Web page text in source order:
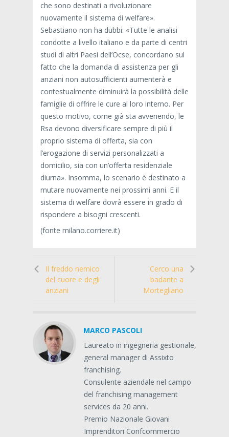
che sono destinati a rivoluzionare
nuovamente il sistema di welfare».
Sebastiano non ha dubbi: «Tutte le analisi
condotte a livello italiano e da parte di centri
studi di altri Paesi dell’Ocse, concordano sul
fatto che la domanda di assistenza per gli
anziani non autosufficienti aumenterà e
contestualmente diminuirà la possibilità delle
famiglie di offrire le cure al loro interno. Per
questo motivo, come già sta avvenendo, le
Rsa devono diversificare sempre di più il
proprio sistema di offerta, sia con
l’erogazione di servizi personalizzati a
domicilio, sia con un’offerta residenziale
diurna». Insomma, lo scenario è destinato a
mutare nuovamente nei prossimi anni. E il
sistema di welfare dovrà essere in grado di
rispondere a bisogni crescenti.
(fonte milano.corriere.it)
Il freddo nemico
del cuore e degli
anziani
Cerco una
badante a
Mortegliano
MARCO PASCOLI
Laureato in ingegneria gestionale,
general manager di Assixto
franchising.
Consulente aziendale nel campo
del franchising management
services da 20 anni.
Premio Nazionale Giovani
Imprenditori Confcommercio